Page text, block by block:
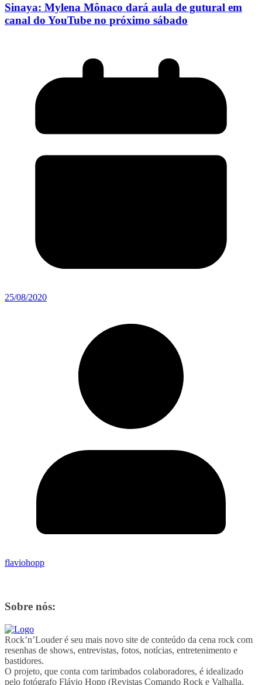
Sinaya: Mylena Mônaco dará aula de gutural em
canal do YouTube no próximo sábado
25/08/2020
flaviohopp
Sobre nós:
Rock’n’Louder é seu mais novo site de conteúdo da cena rock com
resenhas de shows, entrevistas, fotos, notícias, entretenimento e
bastidores.
O projeto, que conta com tarimbados colaboradores, é idealizado
pelo fotógrafo Flávio Hopp (Revistas Comando Rock e Valhalla,